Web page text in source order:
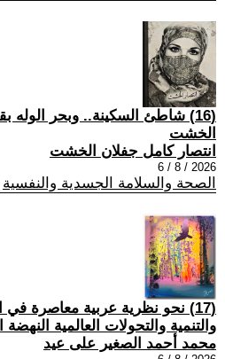
(16) شاطئ السكينة.. وبحر الوله
الخشت
انتصار كامل جفلان الخشت
2026 / 8 / 6
الصحة والسلامة الجسدية والنفسية
(17) نحو نظرية عربية معاصرة
والتنمية والتحولات العالمية النهضة
محمد أحمد الصغير على عيد